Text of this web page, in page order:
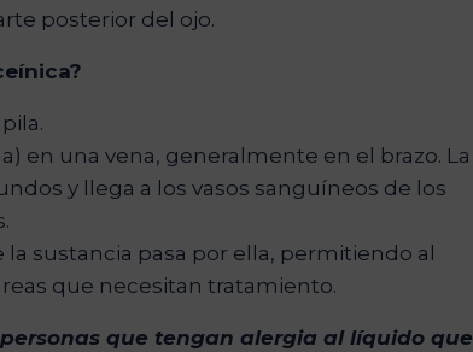
posterior del ojo.
en una vena, generalmente en el brazo. La
y llega a los vasos sanguíneos de los
sustancia pasa por ella, permitiendo al
que necesitan tratamiento.
que tengan alergia al líquido que